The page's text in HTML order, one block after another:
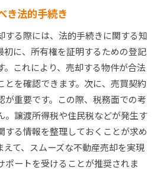
ためのスケジュール管理
約締結までの流れ
功事例を学ぶ
する売却ステップのまとめ
で賢い選択をするための情報
るための情報収集術
門家に相談する方法
活用した判断力の向上
源の見極め方
き法的手続き
する際には、法的手続きに関する知
初に、所有権を証明するための登記
。これにより、売却する物件が合法
とを確認できます。次に、売買契約
が重要です。この際、税務面での考
。譲渡所得税や住民税などが発生す
する情報を整理しておくことが求め
えて、スムーズな不動産売却を実現
ポートを受けることが推奨されま